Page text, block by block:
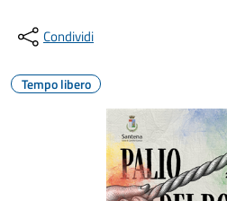
Condividi
Tempo libero